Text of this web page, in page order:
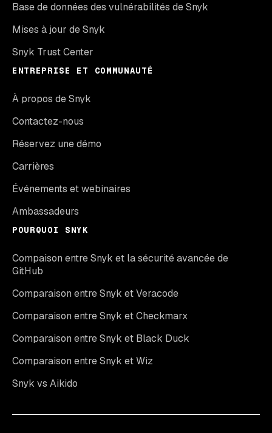
Base de données des vulnérabilités de Snyk
Mises à jour de Snyk
Snyk Trust Center
ENTREPRISE ET COMMUNAUTÉ
À propos de Snyk
Contactez-nous
Réservez une démo
Carrières
Événements et webinaires
Ambassadeurs
POURQUOI SNYK
Compaison entre Snyk et la sécurité avancée de
GitHub
Comparaison entre Snyk et Veracode
Comparaison entre Snyk et Checkmarx
Comparaison entre Snyk et Black Duck
Comparaison entre Snyk et Wiz
Snyk vs Aikido